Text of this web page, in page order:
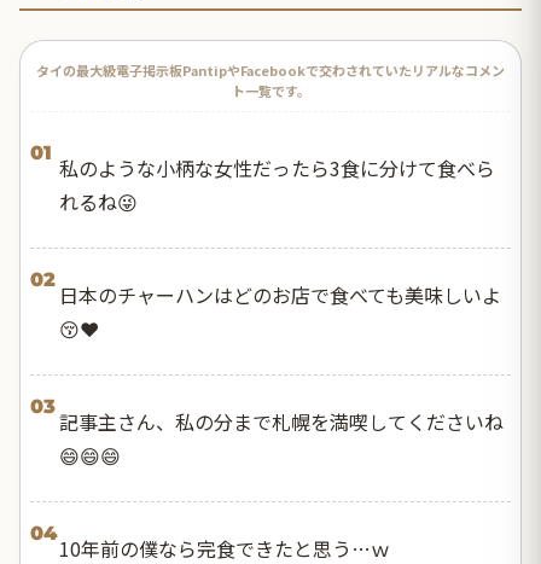
タイの最大級電子掲示板PantipやFacebookで交わされていたリアルなコメン
ト一覧です。
01
私のような小柄な女性だったら3食に分けて食べら
れるね😜
02
日本のチャーハンはどのお店で食べても美味しいよ
😚❤️
03
記事主さん、私の分まで札幌を満喫してくださいね
😄😄😄
04
10年前の僕なら完食できたと思う…ｗ